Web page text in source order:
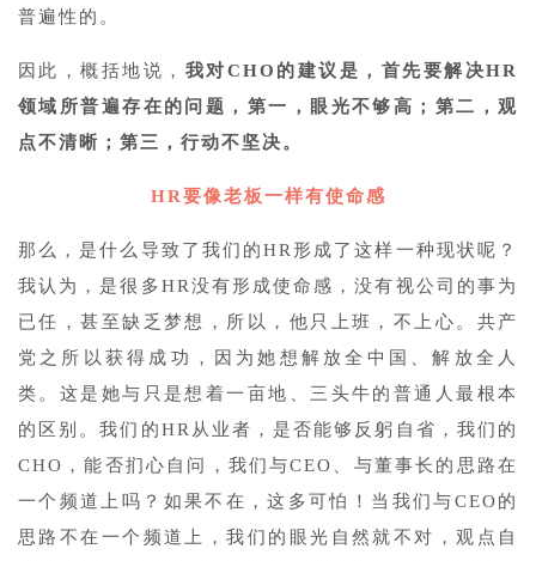
普遍性的。
因此，概括地说， 我对CHO的建议是，首先要解决HR
领域所普遍存在的问题，第一，眼光不够高；第二，观
点不清晰；第三，行动不坚决。
HR要像老板一样有使命感
那么，是什么导致了我们的HR形成了这样一种现状呢？
我认为，是很多HR没有形成使命感，没有视公司的事为
已任，甚至缺乏梦想，所以，他只上班，不上心。共产
党之所以获得成功，因为她想解放全中国、解放全人
类。这是她与只是想着一亩地、三头牛的普通人最根本
的区别。我们的HR从业者，是否能够反躬自省，我们的
CHO，能否扪心自问，我们与CEO、与董事长的思路在
一个频道上吗？如果不在，这多可怕！当我们与CEO的
思路不在一个频道上，我们的眼光自然就不对，观点自